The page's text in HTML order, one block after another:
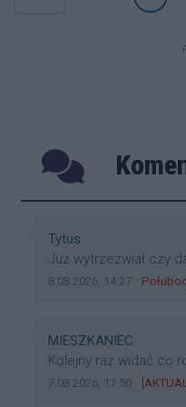
Autor komentarza:
Tytus
Treść komentarza:
Juz wytrzezwiał czy
Data dodania
8.08.2026, 14:27 Źródło
Połuboczek o
Autor komentarza:
MIESZKANIEC
Treść komentarza:
Kolejny raz widać co
się z deweloperami
Data dodania komentarza:
7.08.2026, 17:50 Źródło